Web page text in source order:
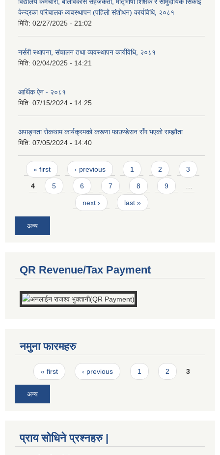
केन्द्रका परिचालक व्यवस्थापन (पहिलो संशोधन) कार्यविधि, २०८१
मिति: 02/27/2025 - 21:02
नर्सरी स्थापना, संचालन तथा व्यवस्थापन कार्यविधि, २०८१
मिति: 02/04/2025 - 14:21
आर्थिक ऐन - २०८१
मिति: 07/15/2024 - 14:25
अपाङ्गता रोकथाम कार्यक्रमको करूणा फाउण्डेसन सँग भएको सम्झौता
मिति: 07/05/2024 - 14:40
Pages
« first ‹ previous 1 2 3
4 5 6 7 8 9 …
next › last »
अन्य
QR Revenue/Tax Payment
नमुना फारमहरु
Pages
« first ‹ previous 1 2 3
अन्य
प्राय सोधिने प्रश्नहरु |